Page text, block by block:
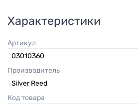
Характеристики
Артикул
03010360
Производитель
Silver Reed
Код товара